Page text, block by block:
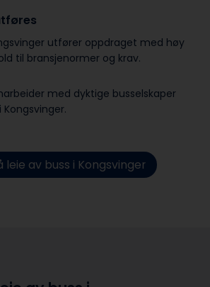
utfører oppdraget med høy
til bransje­normer og krav.
med dyktige busselskaper
leie av buss i Kongsvinger